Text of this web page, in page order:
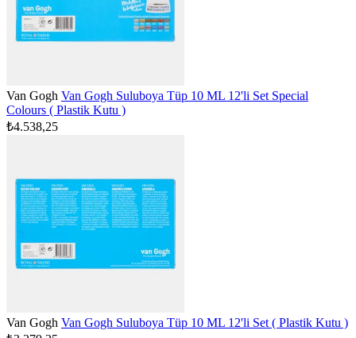
Van Gogh Van Gogh Suluboya Tüp 10 ML 12'li Set Special
Colours ( Plastik Kutu )
₺4.538,25
Van Gogh Van Gogh Suluboya Tüp 10 ML 12'li Set ( Plastik Kutu )